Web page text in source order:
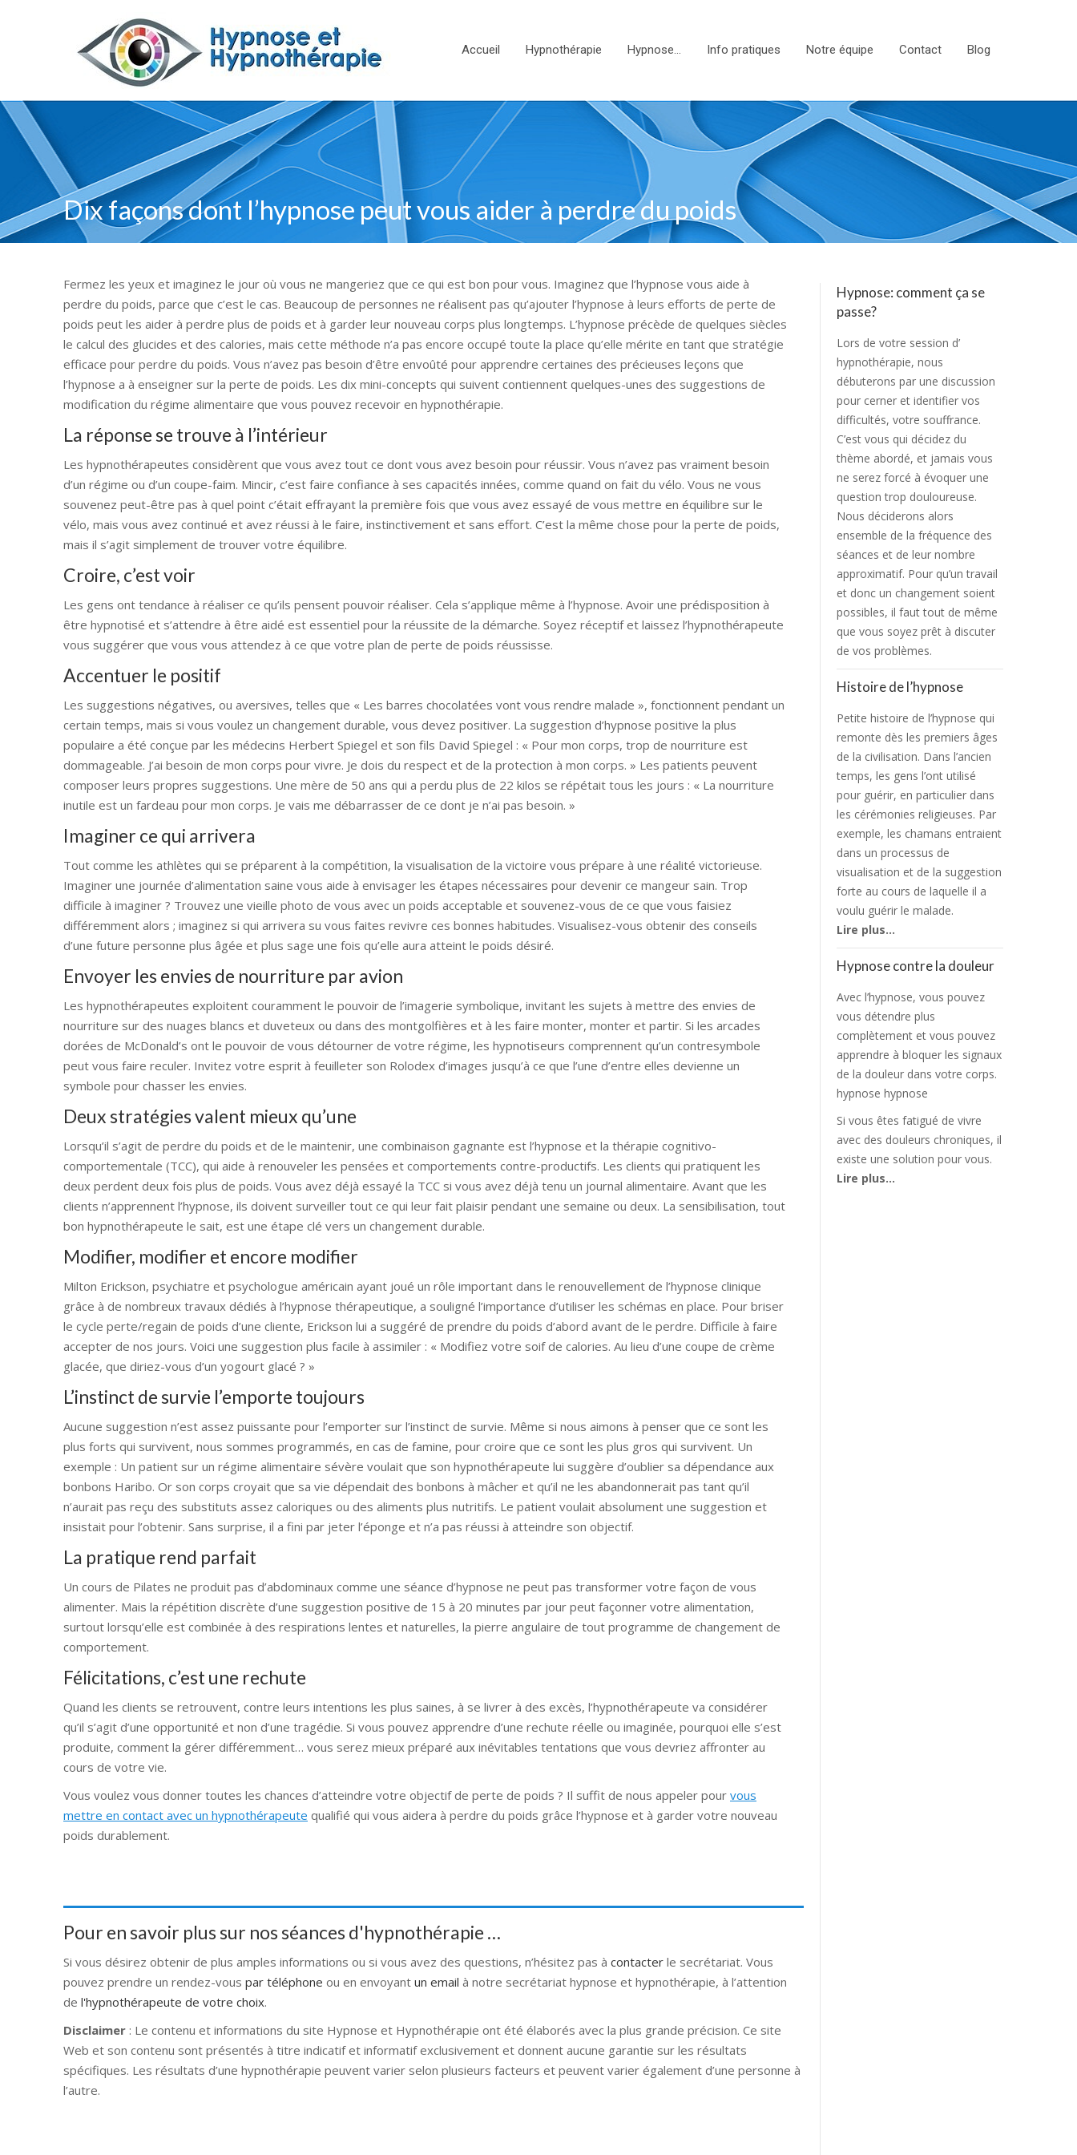
Accueil Hypnothérapie Hypnose… Info pratiques Notre équipe Contact Blog
Dix façons dont l’hypnose peut vous aider à perdre du poids
Fermez les yeux et imaginez le jour où vous ne mangeriez que ce qui est bon pour vous. Imaginez que l’hypnose vous aide à
perdre du poids, parce que c’est le cas. Beaucoup de personnes ne réalisent pas qu’ajouter l’hypnose à leurs efforts de perte de
poids peut les aider à perdre plus de poids et à garder leur nouveau corps plus longtemps. L’hypnose précède de quelques siècles
le calcul des glucides et des calories, mais cette méthode n’a pas encore occupé toute la place qu’elle mérite en tant que stratégie
efficace pour perdre du poids. Vous n’avez pas besoin d’être envoûté pour apprendre certaines des précieuses leçons que
l’hypnose a à enseigner sur la perte de poids. Les dix mini-concepts qui suivent contiennent quelques-unes des suggestions de
modification du régime alimentaire que vous pouvez recevoir en hypnothérapie.
La réponse se trouve à l’intérieur
Les hypnothérapeutes considèrent que vous avez tout ce dont vous avez besoin pour réussir. Vous n’avez pas vraiment besoin
d’un régime ou d’un coupe-faim. Mincir, c’est faire confiance à ses capacités innées, comme quand on fait du vélo. Vous ne vous
souvenez peut-être pas à quel point c’était effrayant la première fois que vous avez essayé de vous mettre en équilibre sur le
vélo, mais vous avez continué et avez réussi à le faire, instinctivement et sans effort. C’est la même chose pour la perte de poids,
mais il s’agit simplement de trouver votre équilibre.
Croire, c’est voir
Les gens ont tendance à réaliser ce qu’ils pensent pouvoir réaliser. Cela s’applique même à l’hypnose. Avoir une prédisposition à
être hypnotisé et s’attendre à être aidé est essentiel pour la réussite de la démarche. Soyez réceptif et laissez l’hypnothérapeute
vous suggérer que vous vous attendez à ce que votre plan de perte de poids réussisse.
Accentuer le positif
Les suggestions négatives, ou aversives, telles que « Les barres chocolatées vont vous rendre malade », fonctionnent pendant un
certain temps, mais si vous voulez un changement durable, vous devez positiver. La suggestion d’hypnose positive la plus
populaire a été conçue par les médecins Herbert Spiegel et son fils David Spiegel : « Pour mon corps, trop de nourriture est
dommageable. J’ai besoin de mon corps pour vivre. Je dois du respect et de la protection à mon corps. » Les patients peuvent
composer leurs propres suggestions. Une mère de 50 ans qui a perdu plus de 22 kilos se répétait tous les jours : « La nourriture
inutile est un fardeau pour mon corps. Je vais me débarrasser de ce dont je n’ai pas besoin. »
Imaginer ce qui arrivera
Tout comme les athlètes qui se préparent à la compétition, la visualisation de la victoire vous prépare à une réalité victorieuse.
Imaginer une journée d’alimentation saine vous aide à envisager les étapes nécessaires pour devenir ce mangeur sain. Trop
difficile à imaginer ? Trouvez une vieille photo de vous avec un poids acceptable et souvenez-vous de ce que vous faisiez
différemment alors ; imaginez si qui arrivera su vous faites revivre ces bonnes habitudes. Visualisez-vous obtenir des conseils
d’une future personne plus âgée et plus sage une fois qu’elle aura atteint le poids désiré.
Envoyer les envies de nourriture par avion
Les hypnothérapeutes exploitent couramment le pouvoir de l’imagerie symbolique, invitant les sujets à mettre des envies de
nourriture sur des nuages blancs et duveteux ou dans des montgolfières et à les faire monter, monter et partir. Si les arcades
dorées de McDonald’s ont le pouvoir de vous détourner de votre régime, les hypnotiseurs comprennent qu’un contresymbole
peut vous faire reculer. Invitez votre esprit à feuilleter son Rolodex d’images jusqu’à ce que l’une d’entre elles devienne un
symbole pour chasser les envies.
Deux stratégies valent mieux qu’une
Lorsqu’il s’agit de perdre du poids et de le maintenir, une combinaison gagnante est l’hypnose et la thérapie cognitivo-
comportementale (TCC), qui aide à renouveler les pensées et comportements contre-productifs. Les clients qui pratiquent les
deux perdent deux fois plus de poids. Vous avez déjà essayé la TCC si vous avez déjà tenu un journal alimentaire. Avant que les
clients n’apprennent l’hypnose, ils doivent surveiller tout ce qui leur fait plaisir pendant une semaine ou deux. La sensibilisation, tout
bon hypnothérapeute le sait, est une étape clé vers un changement durable.
Modifier, modifier et encore modifier
Milton Erickson, psychiatre et psychologue américain ayant joué un rôle important dans le renouvellement de l’hypnose clinique
grâce à de nombreux travaux dédiés à l’hypnose thérapeutique, a souligné l’importance d’utiliser les schémas en place. Pour briser
le cycle perte/regain de poids d’une cliente, Erickson lui a suggéré de prendre du poids d’abord avant de le perdre. Difficile à faire
accepter de nos jours. Voici une suggestion plus facile à assimiler : « Modifiez votre soif de calories. Au lieu d’une coupe de crème
glacée, que diriez-vous d’un yogourt glacé ? »
L’instinct de survie l’emporte toujours
Aucune suggestion n’est assez puissante pour l’emporter sur l’instinct de survie. Même si nous aimons à penser que ce sont les
plus forts qui survivent, nous sommes programmés, en cas de famine, pour croire que ce sont les plus gros qui survivent. Un
exemple : Un patient sur un régime alimentaire sévère voulait que son hypnothérapeute lui suggère d’oublier sa dépendance aux
bonbons Haribo. Or son corps croyait que sa vie dépendait des bonbons à mâcher et qu’il ne les abandonnerait pas tant qu’il
n’aurait pas reçu des substituts assez caloriques ou des aliments plus nutritifs. Le patient voulait absolument une suggestion et
insistait pour l’obtenir. Sans surprise, il a fini par jeter l’éponge et n’a pas réussi à atteindre son objectif.
La pratique rend parfait
Un cours de Pilates ne produit pas d’abdominaux comme une séance d’hypnose ne peut pas transformer votre façon de vous
alimenter. Mais la répétition discrète d’une suggestion positive de 15 à 20 minutes par jour peut façonner votre alimentation,
surtout lorsqu’elle est combinée à des respirations lentes et naturelles, la pierre angulaire de tout programme de changement de
comportement.
Félicitations, c’est une rechute
Quand les clients se retrouvent, contre leurs intentions les plus saines, à se livrer à des excès, l’hypnothérapeute va considérer
qu’il s’agit d’une opportunité et non d’une tragédie. Si vous pouvez apprendre d’une rechute réelle ou imaginée, pourquoi elle s’est
produite, comment la gérer différemment… vous serez mieux préparé aux inévitables tentations que vous devriez affronter au
cours de votre vie.
Vous voulez vous donner toutes les chances d’atteindre votre objectif de perte de poids ? Il suffit de nous appeler pour vous
mettre en contact avec un hypnothérapeute qualifié qui vous aidera à perdre du poids grâce l’hypnose et à garder votre nouveau
poids durablement.
Pour en savoir plus sur nos séances d'hypnothérapie …
Si vous désirez obtenir de plus amples informations ou si vous avez des questions, n’hésitez pas à contacter le secrétariat. Vous
pouvez prendre un rendez-vous par téléphone ou en envoyant un email à notre secrétariat hypnose et hypnothérapie, à l’attention
de l'hypnothérapeute de votre choix.
Disclaimer : Le contenu et informations du site Hypnose et Hypnothérapie ont été élaborés avec la plus grande précision. Ce site
Web et son contenu sont présentés à titre indicatif et informatif exclusivement et donnent aucune garantie sur les résultats
spécifiques. Les résultats d’une hypnothérapie peuvent varier selon plusieurs facteurs et peuvent varier également d’une personne à
l’autre.
Hypnose: comment ça se
passe?
Lors de votre session d’
hypnothérapie, nous
débuterons par une discussion
pour cerner et identifier vos
difficultés, votre souffrance.
C’est vous qui décidez du
thème abordé, et jamais vous
ne serez forcé à évoquer une
question trop douloureuse.
Nous déciderons alors
ensemble de la fréquence des
séances et de leur nombre
approximatif. Pour qu’un travail
et donc un changement soient
possibles, il faut tout de même
que vous soyez prêt à discuter
de vos problèmes.
Histoire de l’hypnose
Petite histoire de l’hypnose qui
remonte dès les premiers âges
de la civilisation. Dans l’ancien
temps, les gens l’ont utilisé
pour guérir, en particulier dans
les cérémonies religieuses. Par
exemple, les chamans entraient
dans un processus de
visualisation et de la suggestion
forte au cours de laquelle il a
voulu guérir le malade.
Lire plus…
Hypnose contre la douleur
Avec l’hypnose, vous pouvez
vous détendre plus
complètement et vous pouvez
apprendre à bloquer les signaux
de la douleur dans votre corps.
hypnose hypnose
Si vous êtes fatigué de vivre
avec des douleurs chroniques, il
existe une solution pour vous.
Lire plus…